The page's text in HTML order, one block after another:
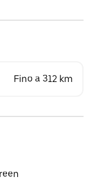
Fino a 312 km